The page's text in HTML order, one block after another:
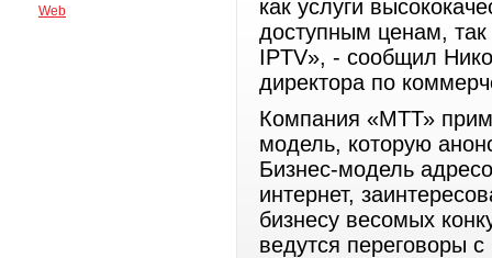
Web
как услуги
доступным ценам, так
IPTV», - сообщил
директора по
Компания «МТТ»
модель, которую
Бизнес-модель
интернет,
бизнесу весомых
ведутся переговоры